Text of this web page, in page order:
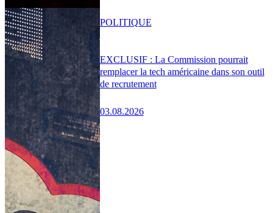
EXCLUSIF : La Commission pourrait
remplacer la tech américaine dans son outil
de recrutement
03.08.2026
POLITIQUE